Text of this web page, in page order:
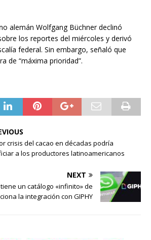
alemán Wolfgang Büchner declinó
los reportes del miércoles y derivó
federal. Sin embargo, señaló que
de “máxima prioridad”.
crisis del cacao en décadas podría
a los productores latinoamericanos
NEXT
un catálogo «infinito» de
la integración con GIPHY